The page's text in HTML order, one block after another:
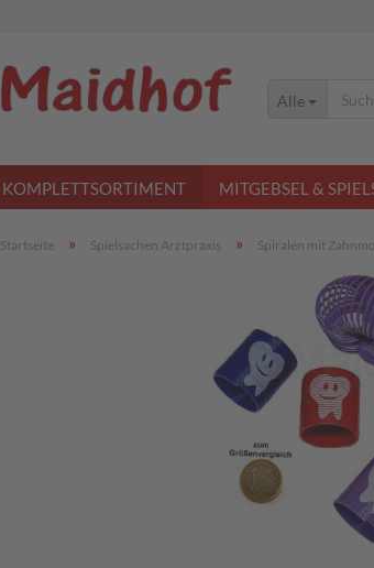
Alle
KOMPLETTSORTIMENT MITGEBSEL &
Startseite » Spielsachen Arztpraxis » Spiralen mit